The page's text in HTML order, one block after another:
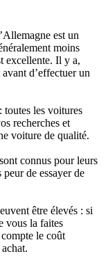
est un
moins
excellente. Il y a,
d’effectuer un
toutes les voitures
recherches et
voiture de qualité.
connus pour leurs
de essayer de
être élevés : si
vous la faites
le coût